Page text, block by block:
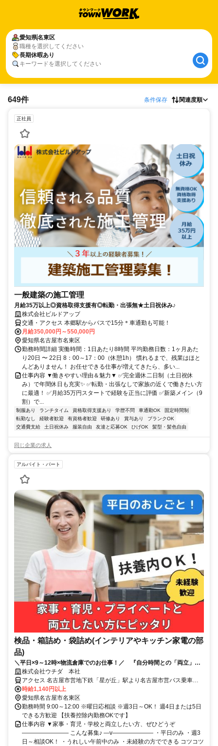
愛知県名東区
職種を選択してください
長期休暇あり
キーワードを選択してください
649件 条件保存 関連度順
正社員
一般建築の施工管理
月給35万以上◎資格取得支援有◎転勤・出張無★土日祝休み♪
株式会社ビルドアップ
交通・アクセス 本郷駅からバスで15分＊車通勤も可能！
月給350,000円～550,000円
愛知県名古屋市名東区
勤務時間詳細 実働時間：1日あたり8時間 平均勤務日数：1ヶ月あた
り20日 〜 22日 8：00～17：00（休憩1h） 慣れるまで、残業はほと
んどありません！ お任せできる仕事が増えてきたら、多い...
仕事内容 ▼働きやすい理由＆魅力▼ ✅完全週休二日制（土日祝休
み）で年間休日も充実✨ ✅転勤・出張なしで家族の近くで働きたい方
に最適！ ✅月給35万円スタートで経験を正当に評価 ✅新築メイン（9
割）で...
制服あり ランチタイム 資格取得支援あり 学歴不問 車通勤OK
固定時間制
転勤なし
経験者歓迎 有資格者歓迎 研修あり 賞与あり
ブランクOK
交通費支給
土日祝休み 服装自由 友達と応募OK ひげOK 髪型・髪色自由
同じ企業の求人
アルバイト・パート
検品・箱詰め・袋詰め(インテリアやキッチン家電の部
品)
＼平日×9～12時×物流倉庫でのお仕事！／ 『自分時間との「両立」で
きる』扶養内OK！
株式会社ウチダ 本社
アクセス 名古屋市営地下鉄「星が丘」駅より名古屋市営バス乗車後
「高針」バス停より徒歩10分
時給1,140円以上
愛知県名古屋市名東区
勤務時間 9:00～12:00 ※曜日応相談 ※週3日～OK！ 週4日または5日
できる方歓迎 【扶養控除内勤務OKです】
仕事内容 ▼家事・育児・学校と両立したい方、ぜひどうぞ
―――――――― こんな募集♪ ―v――――――― ・平日のみ ・週3
日～相談OK！ ・うれしい午前中のみ ・未経験の方でできる コツコツ